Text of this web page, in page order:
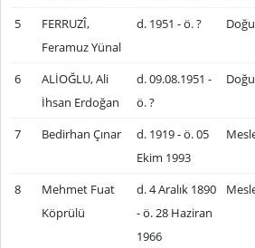
5
FERRUZÎ,
Feramuz Yünal
d. 1951 - ö. ?
6
ALİOĞLU, Ali
İhsan Erdoğan
d. 09.08.1951 -
ö. ?
7 Bedirhan Çınar
d. 1919 - ö. 05
Ekim 1993
8
Mehmet Fuat
Köprülü
d. 4 Aralık 1890
- ö. 28 Haziran
1966